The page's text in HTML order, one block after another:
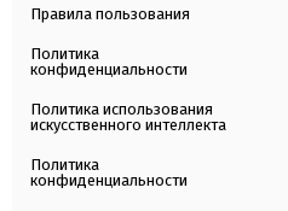
Правила пользования
Политика
конфиденциальности
Политика использования
искусственного интеллекта
Политика
конфиденциальности